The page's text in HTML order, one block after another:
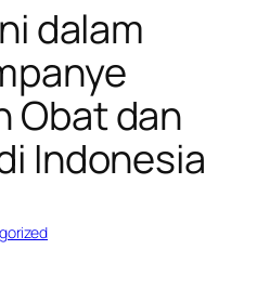
dalam
Obat dan
Indonesia